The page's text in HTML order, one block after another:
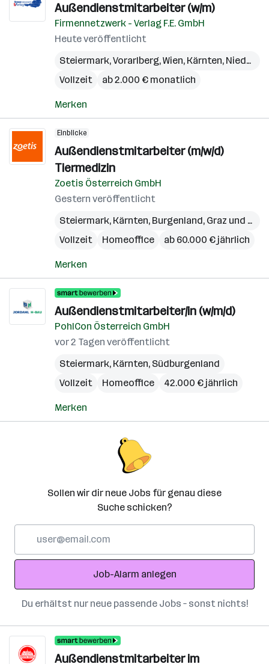
Außendienstmitarbeiter (w/m)
Firmennetzwerk - Verlag F.E. GmbH
Heute veröffentlicht
Steiermark,Vorarlberg,Wien, Kärnten, Niederösterreich
Vollzeit
ab 2.000 € monatlich
Merken
Einblicke
Außendienstmitarbeiter (m/w/d)
Tiermedizin
Zoetis Österreich GmbH
Gestern veröffentlicht
Steiermark, Kärnten, Burgenland, Graz und Umgebung
Vollzeit
Homeoffice ab 60.000 € jährlich
Merken
Außendienstmitarbeiter/in (w/m/d)
PohlCon Österreich GmbH
vor 2 Tagen veröffentlicht
Steiermark, Kärnten, Südburgenland
Vollzeit
Homeoffice 42.000 € jährlich
Merken
Sollen wir dir neue Jobs für genau diese
Suche schicken?
Adresse
Job-Alarm anlegen
Du erhältst nur neue passende Jobs – sonst nichts!
Außendienstmitarbeiter im